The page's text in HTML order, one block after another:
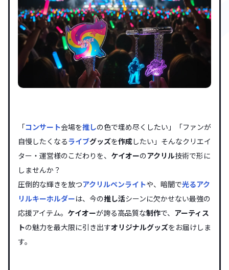
「コンサート会場を推しの色で埋め尽くしたい」「ファンが
自慢したくなるライブグッズを作成したい」そんなクリエイ
ター・運営様のこだわりを、 ケイオーのアクリル技術で形に
しませんか？
圧倒的な輝きを放つアクリルペンライトや、暗闇で光るアク
リルキーホルダーは、今の推し活シーンに欠かせない最強の
応援アイテム。 ケイオーが誇る高品質な制作で、 アーティス
トの魅力を最大限に引き出すオリジナルグッズをお届けしま
す。